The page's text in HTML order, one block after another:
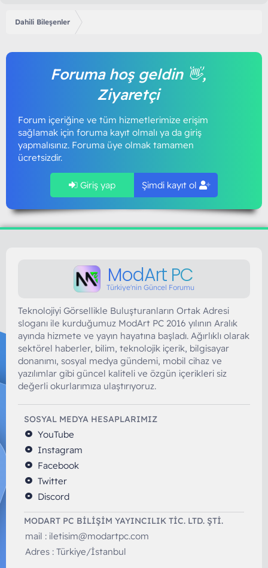
Dahili Bileşenler
Foruma hoş geldin 👋,
Ziyaretçi
Forum içeriğine ve tüm hizmetlerimize erişim
sağlamak için foruma kayıt olmalı ya da giriş
yapmalısınız. Foruma üye olmak tamamen
ücretsizdir.
Giriş yap Şimdi kayıt ol
ModArt PC
Türkiye'nin Güncel Forumu
Teknolojiyi Görsellikle Buluşturanların Ortak Adresi
sloganı ile kurduğumuz ModArt PC 2016 yılının Aralık
ayında hizmete ve yayın hayatına başladı. Ağırlıklı olarak
sektörel haberler, bilim, teknolojik içerik, bilgisayar
donanımı, sosyal medya gündemi, mobil cihaz ve
yazılımlar gibi güncel kaliteli ve özgün içerikleri siz
değerli okurlarımıza ulaştırıyoruz.
SOSYAL MEDYA HESAPLARIMIZ
YouTube
Instagram
Facebook
Twitter
Discord
MODART PC BILIŞIM YAYINCILIK TİC. LTD. ŞTİ.
mail : iletisim@modartpc.com
Adres : Türkiye/İstanbul